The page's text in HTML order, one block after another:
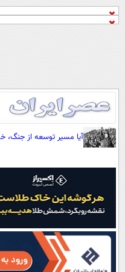
آیا مسیر توسعه از جنگ،